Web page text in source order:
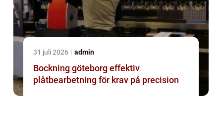
31 juli 2026 admin
Bockning göteborg effektiv
plåtbearbetning för krav på precision